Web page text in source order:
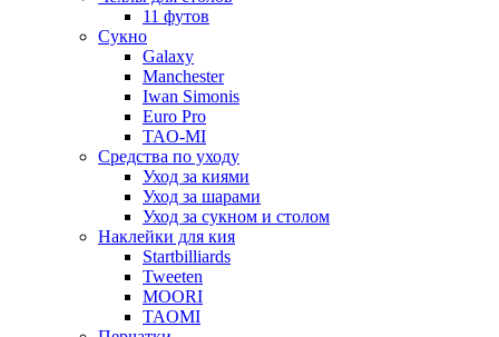
11 футов
Сукно
Galaxy
Manchester
Iwan Simonis
Euro Pro
TAO-MI
Средства по уходу
Уход за киями
Уход за шарами
Уход за сукном и столом
Наклейки для кия
Startbilliards
Tweeten
MOORI
TAOMI